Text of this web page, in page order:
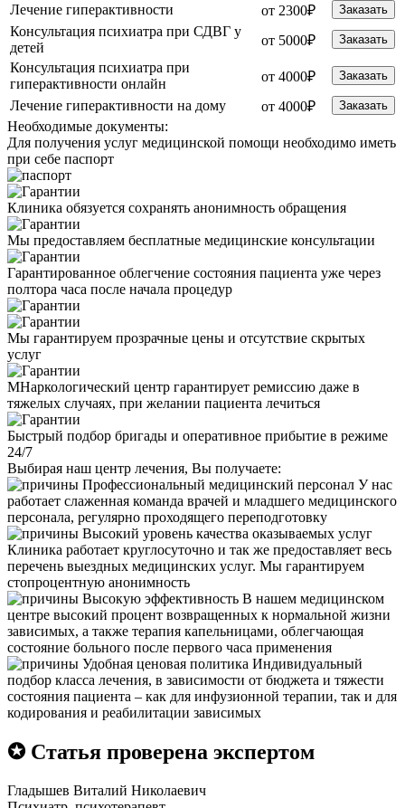
Лечение гиперактивности
от 2300₽ Заказать
Консультация психиатра при СДВГ у
детей
от 5000₽ Заказать
Консультация психиатра при
гиперактивности онлайн
от 4000₽ Заказать
Лечение гиперактивности на дому от 4000₽ Заказать
Необходимые документы:
Для получения услуг медицинской помощи необходимо иметь
при себе паспорт
Клиника обязуется сохранять анонимность обращения
Мы предоставляем бесплатные медицинские консультации
Гарантированное облегчение состояния пациента уже через
полтора часа после начала процедур
Мы гарантируем прозрачные цены и отсутствие скрытых
услуг
МНаркологический центр гарантирует ремиссию даже в
тяжелых случаях, при желании пациента лечиться
Быстрый подбор бригады и оперативное прибытие в режиме
24/7
Выбирая наш центр лечения, Вы получаете:
Профессиональный медицинский персонал У нас
работает слаженная команда врачей и младшего медицинского
персонала, регулярно проходящего переподготовку
Высокий уровень качества оказываемых услуг
Клиника работает круглосуточно и так же предоставляет весь
перечень выездных медицинских услуг. Мы гарантируем
стопроцентную анонимность
Высокую эффективность В нашем медицинском
центре высокий процент возвращенных к нормальной жизни
зависимых, а также терапия капельницами, облегчающая
состояние больного после первого часа применения
Удобная ценовая политика Индивидуальный
подбор класса лечения, в зависимости от бюджета и тяжести
состояния пациента – как для инфузионной терапии, так и для
кодирования и реабилитации зависимых
✪ Статья проверена экспертом
Гладышев Виталий Николаевич